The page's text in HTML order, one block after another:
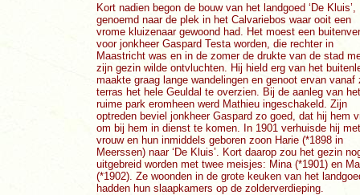
Kort nadien begon de bouw van het landgoed ‘De Kluis’,
genoemd naar de plek in het Calvariebos waar ooit een
vrome kluizenaar gewoond had. Het moest een
voor jonkheer Gaspard Testa worden, die rechter in
Maastricht was en in de zomer de drukte van de stad
zijn gezin wilde ontvluchten. Hij hield erg van het
maakte graag lange wandelingen en genoot ervan vanaf
terras het hele Geuldal te overzien. Bij de aanleg van het
ruime park eromheen werd Mathieu ingeschakeld. Zijn
optreden beviel jonkheer Gaspard zo goed, dat hij hem
om bij hem in dienst te komen. In 1901 verhuisde hij
vrouw en hun inmiddels geboren zoon Harie (*1898 in
Meerssen) naar ‘De Kluis’. Kort daarop zou het gezin
uitgebreid worden met twee meisjes: Mina (*1901) en
(*1902). Ze woonden in de grote keuken van het
hadden hun slaapkamers op de zolderverdieping.